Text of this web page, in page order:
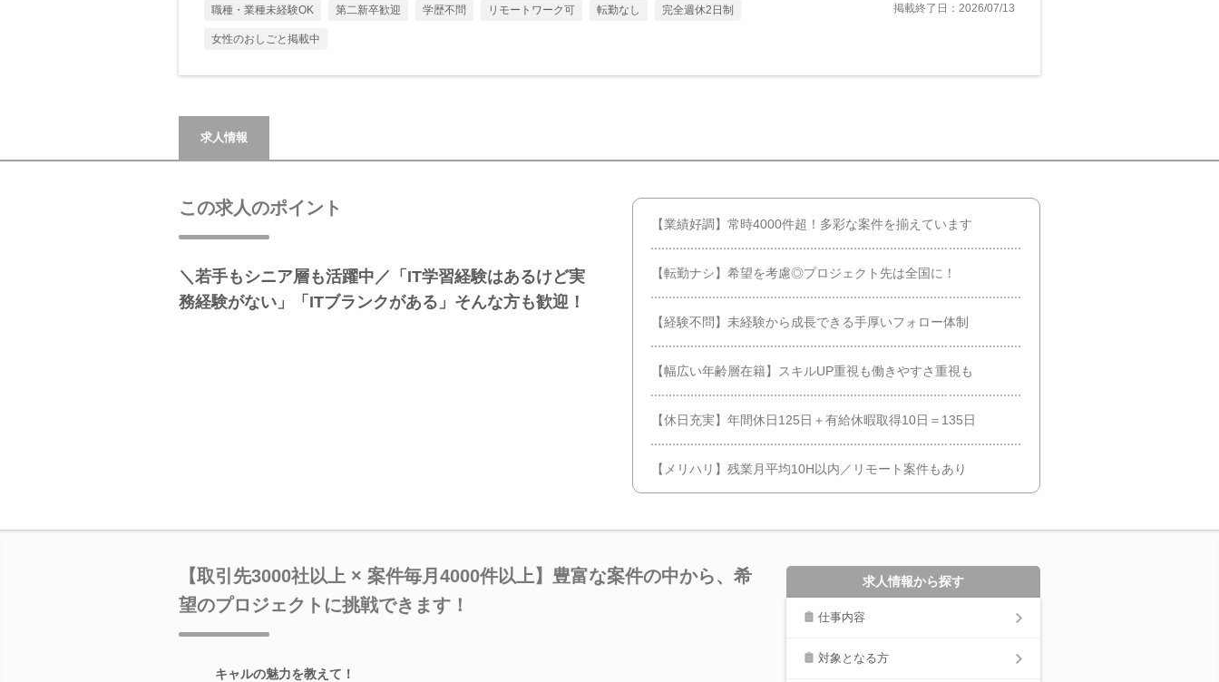
職種・業種未経験OK 第二新卒歓迎 学歴不問 リモートワーク可 転勤なし 完全週休2日制
女性のおしごと掲載中
掲載終了日：2026/07/13
求人情報
この求人のポイント
＼若手もシニア層も活躍中／「IT学習経験はあるけど実
務経験がない」「ITブランクがある」そんな方も歓迎！
【業績好調】常時4000件超！多彩な案件を揃えています
【転勤ナシ】希望を考慮◎プロジェクト先は全国に！
【経験不問】未経験から成長できる手厚いフォロー体制
【幅広い年齢層在籍】スキルUP重視も働きやすさ重視も
【休日充実】年間休日125日＋有給休暇取得10日＝135日
【メリハリ】残業月平均10H以内／リモート案件もあり
【取引先3000社以上 × 案件毎月4000件以上】豊富な案件の中から、希
望のプロジェクトに挑戦できます！
キャルの魅力を教えて！
求人情報から探す
仕事内容
対象となる方